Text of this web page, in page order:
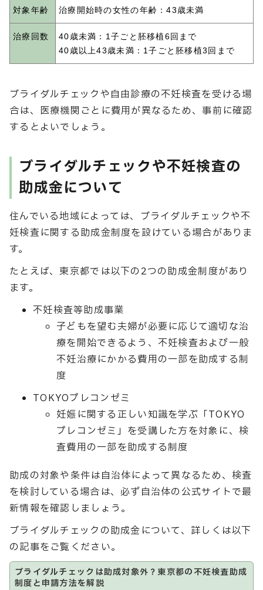
対象年齢 治療開始時の女性の年齢：43歳未満
治療回数
40歳未満：1子ごと胚移植6回まで
40歳以上43歳未満：1子ごと胚移植3回まで
ブライダルチェックや自由診療の不妊検査を受ける場
合は、医療機関ごとに費用が異なるため、事前に確認
するとよいでしょう。
ブライダルチェックや不妊検査の
助成金について
住んでいる地域によっては、ブライダルチェックや不
妊検査に関する助成金制度を設けている場合がありま
す。
たとえば、東京都では以下の2つの助成金制度があり
ます。
不妊検査等助成事業
子どもを望む夫婦が必要に応じて適切な治
療を開始できるよう、不妊検査および一般
不妊治療にかかる費用の一部を助成する制
度
TOKYOプレコンゼミ
妊娠に関する正しい知識を学ぶ「TOKYO
プレコンゼミ」を受講した方を対象に、検
査費用の一部を助成する制度
助成の対象や条件は自治体によって異なるため、検査
を検討している場合は、必ず自治体の公式サイトで最
新情報を確認しましょう。
ブライダルチェックの助成金について、詳しくは以下
の記事をご覧ください。
ブライダルチェックは助成対象外？東京都の不妊検査助成
制度と申請方法を解説